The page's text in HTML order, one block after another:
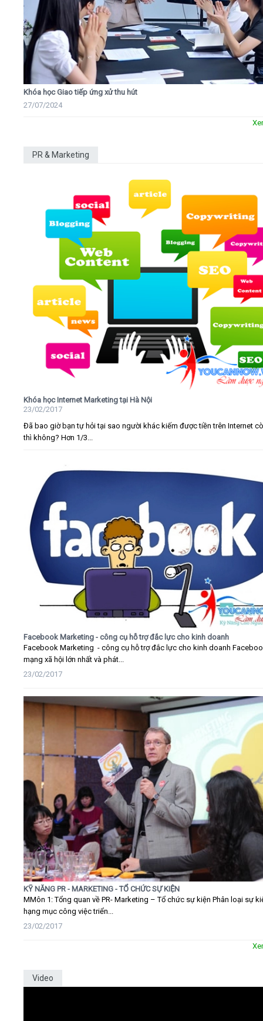
Khóa học Giao tiếp ứng xử thu hút
27/07/2024
PR & Marketing
Khóa học Internet Marketing tại Hà Nội
23/02/2017
Đã bao giờ bạn tự hỏi tại sao người khác kiếm được tiền trên Internet
thì không? Hơn 1/3...
Facebook Marketing - công cụ hỗ trợ đắc lực cho kinh doanh
Facebook Marketing - công cụ hỗ trợ đắc lực cho kinh doanh
mạng xã hội lớn nhất và phát...
23/02/2017
KỸ NĂNG PR - MARKETING - TỔ CHỨC SỰ KIỆN
MMôn 1: Tổng quan về PR- Marketing – Tổ chức sự kiện Phân loại sự
hạng mục công việc triển...
23/02/2017
Video